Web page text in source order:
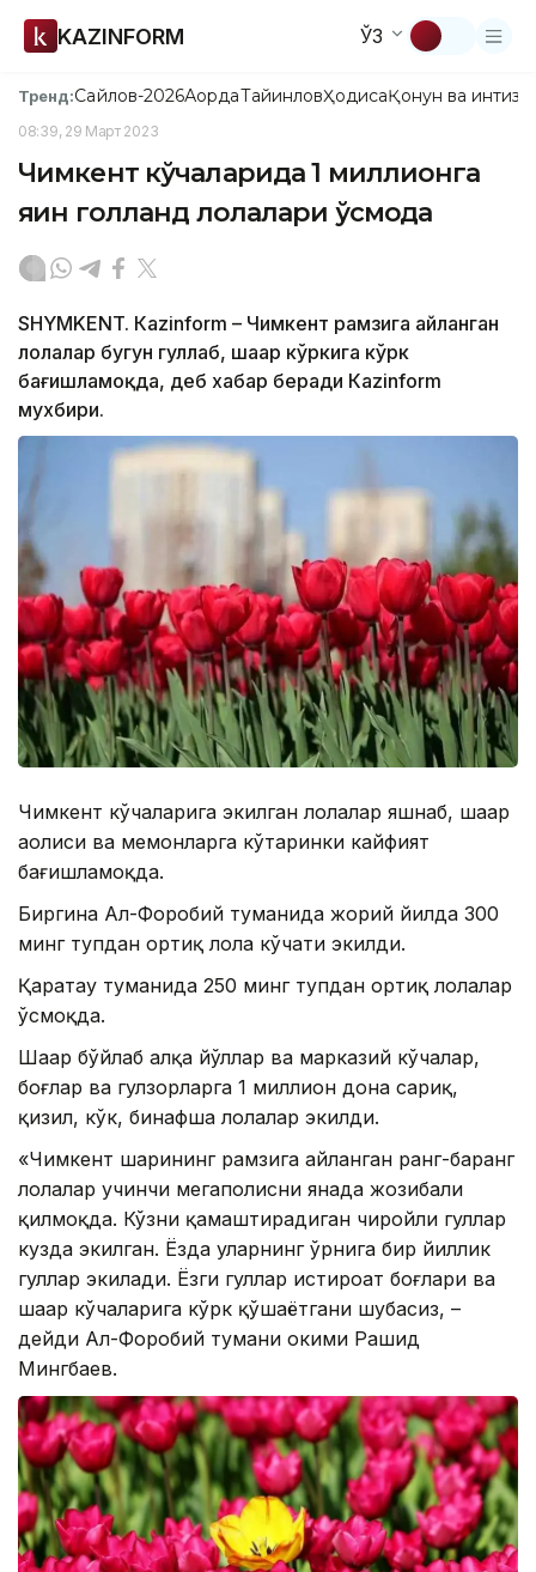
KAZINFORM ЎЗ
Тренд:Сайлов-2026АқордаТайинловҲодисаҚонун ва
08:39, 29 Март 2023
Чимкент кўчаларида 1 миллионга
яқин голланд лолалари ўсмоқда
SHYMKENT. Кazinform – Чимкент рамзига айланган
лолалар бугун гуллаб, шаҳар кўркига кўрк
бағишламоқда, деб хабар беради Кazinform
мухбири.
Чимкент кўчаларига экилган лолалар яшнаб, шаҳар
аҳолиси ва меҳмонларга кўтаринки кайфият
бағишламоқда.
Биргина Ал-Форобий туманида жорий йилда 300
минг тупдан ортиқ лола кўчати экилди.
Қаратау туманида 250 минг тупдан ортиқ лолалар
ўсмоқда.
Шаҳар бўйлаб ҳалқа йўллар ва марказий кўчалар,
боғлар ва гулзорларга 1 миллион дона сариқ,
қизил, кўк, бинафша лолалар экилди.
«Чимкент шаҳрининг рамзига айланган ранг-баранг
лолалар учинчи мегаполисни янада жозибали
қилмоқда. Кўзни қамаштирадиган чиройли гуллар
кузда экилган. Ёзда уларнинг ўрнига бир йиллик
гуллар экилади. Ёзги гуллар истироҳат боғлари ва
шаҳар кўчаларига кўрк қўшаётгани шубҳасиз, –
дейди Ал-Форобий тумани ҳокими Рашид
Мингбаев.